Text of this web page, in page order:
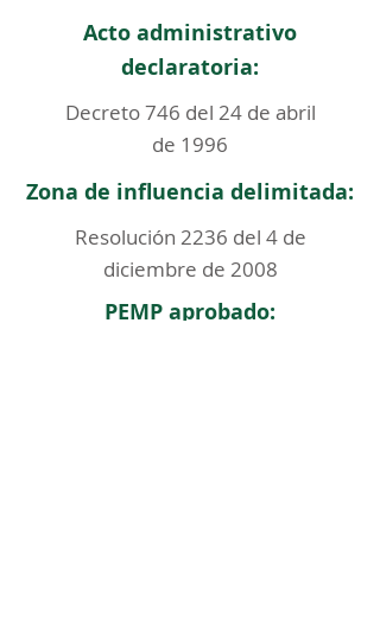
Acto administrativo
declaratoria:
Decreto 746 del 24 de abril
de 1996
Zona de influencia delimitada:
Resolución 2236 del 4 de
diciembre de 2008
PEMP aprobado: